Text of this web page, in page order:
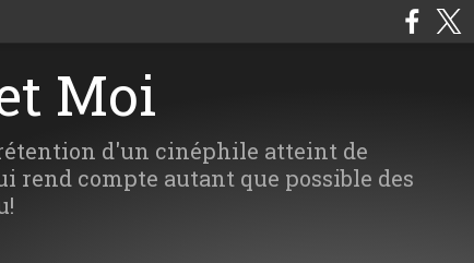
Moi
d'un cinéphile atteint de
rend compte autant que possible des